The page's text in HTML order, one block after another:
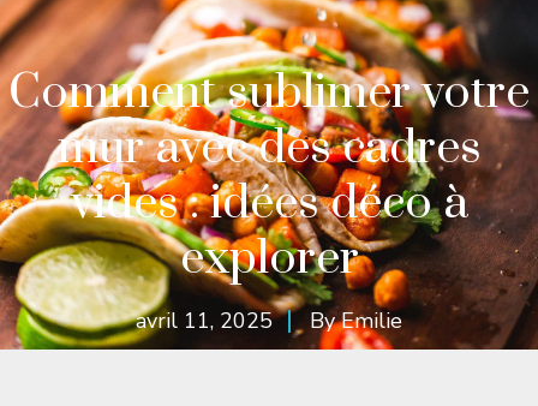
Comment sublimer votre
mur avec des cadres
vides : idées déco à
explorer
avril 11, 2025 ByEmilie